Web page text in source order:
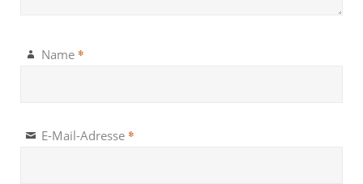
Name *
E-Mail-Adresse *